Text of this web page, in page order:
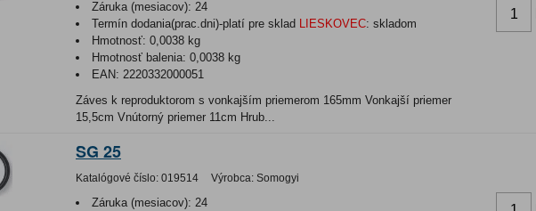
Záruka (mesiacov): 24
Termín dodania(prac.dni)-platí pre sklad LIESKOVEC: skladom
Hmotnosť: 0,0038 kg
Hmotnosť balenia: 0,0038 kg
EAN: 2220332000051
Záves k reproduktorom s vonkajším priemerom 165mm Vonkajší priemer
15,5cm Vnútorný priemer 11cm Hrub...
SG 25
Katalógové číslo: 019514 Výrobca: Somogyi
Záruka (mesiacov): 24